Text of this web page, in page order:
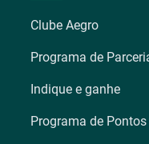
Clube Aegro
Programa de
Indique e ganhe
Programa de Pontos